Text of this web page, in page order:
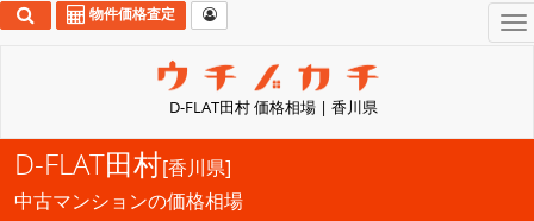
D-FLAT田村 価格相場 | 香川県
物件価格査定
D-FLAT田村[香川県]
中古マンションの価格相場